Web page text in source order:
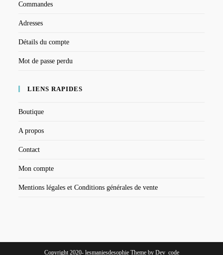
Commandes
Adresses
Détails du compte
Mot de passe perdu
LIENS RAPIDES
Boutique
A propos
Contact
Mon compte
Mentions légales et Conditions générales de vente
Copyright 2020- lesmaniesdesophie Theme by Dev_code